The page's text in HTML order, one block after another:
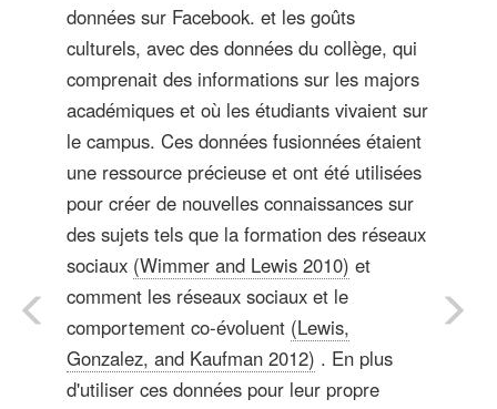
données sur Facebook. et les goûts
culturels, avec des données du collège, qui
comprenait des informations sur les majors
académiques et où les étudiants vivaient sur
le campus. Ces données fusionnées étaient
une ressource précieuse et ont été utilisées
pour créer de nouvelles connaissances sur
des sujets tels que la formation des réseaux
sociaux (Wimmer and Lewis 2010) et
comment les réseaux sociaux et le
comportement co-évoluent (Lewis,
Gonzalez, and Kaufman 2012) . En plus
d'utiliser ces données pour leur propre